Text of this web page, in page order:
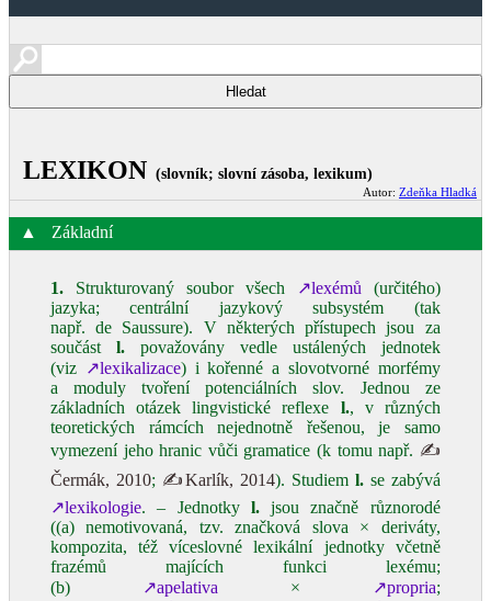
LEXIKON (slovník; slovní zásoba, lexikum)
Autor: Zdeňka Hladká
▲ Základní
1. Strukturovaný soubor všech ↗lexémů (určitého)
jazyka; centrální jazykový subsystém (tak
např. de Saussure). V některých přístupech jsou za
součást l.považovány vedle ustálených jednotek
(viz ↗lexikalizace) i kořenné a slovotvorné morfémy
a moduly tvoření potenciálních slov. Jednou ze
základních otázek lingvistické reflexe l., v různých
teoretických rámcích nejednotně řešenou, je samo
vymezení jeho hranic vůči gramatice (k tomu např. ✍
Čermák, 2010; ✍Karlík, 2014). Studiem l.se zabývá
↗lexikologie. ‒ Jednotky l.jsou značně různorodé
((a) nemotivovaná, tzv. značková slova × deriváty,
kompozita, též víceslovné lexikální jednotky včetně
frazémů majících funkci lexému;
(b)
↗apelativa × ↗propria;